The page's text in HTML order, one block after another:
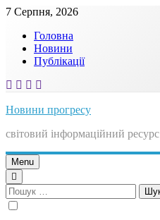
Skip
content
7 Серпня, 2026
Головна
Новини
Публікації
Новини прогресу
світовий інформаційний ресурс
Menu
Пошук: